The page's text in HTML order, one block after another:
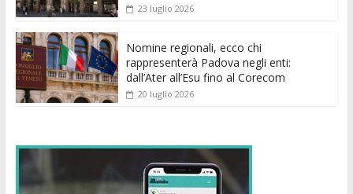
23 luglio 2026
Nomine regionali, ecco chi
rappresenterà Padova negli enti:
dall’Ater all’Esu fino al Corecom
20 luglio 2026